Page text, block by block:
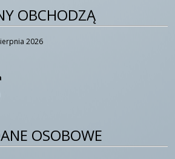
OBCHODZĄ
2026
OSOBOWE